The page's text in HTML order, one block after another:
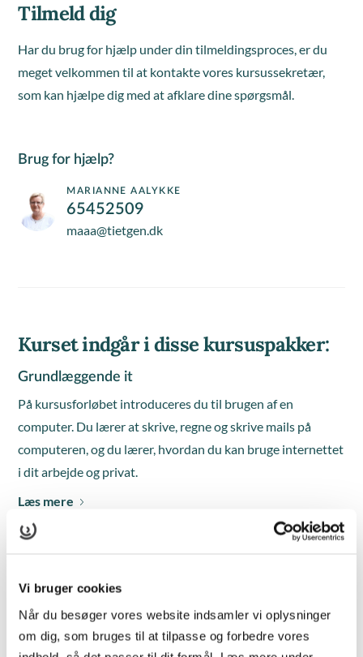
Vi bruger cookies
Når du besøger vores website indsamler vi oplysninger
om dig, som bruges til at tilpasse og forbedre vores
Tilmeld dig
Har du brug for hjælp under din tilmeldingsproces, er du
meget velkommen til at kontakte vores kursussekretær,
som kan hjælpe dig med at afklare dine spørgsmål.
Brug for hjælp?
MARIANNE AALYKKE
65452509
maaa@tietgen.dk
Kurset indgår i disse kursuspakker:
Grundlæggende it
På kursusforløbet introduceres du til brugen af en
computer. Du lærer at skrive, regne og skrive mails på
computeren, og du lærer, hvordan du kan bruge internettet
i dit arbejde og privat.
Læs mere
- et målrettet og praksisnært kursusforløb, der klæder dig
på til at varetage administrative opgaver med it-værktøjer,
digitalt overblik og forståelse for nutidens krav til